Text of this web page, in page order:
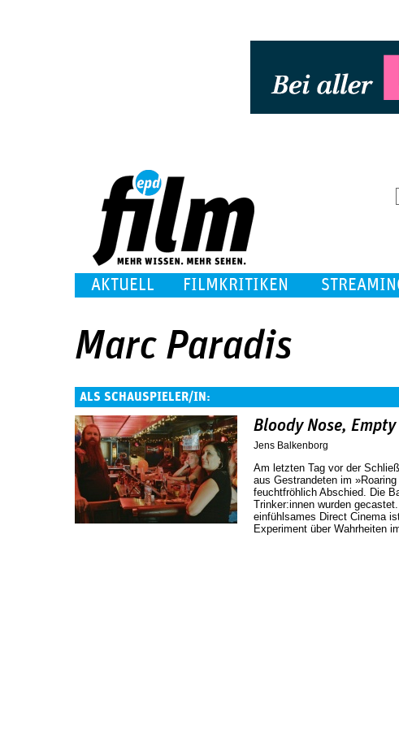
AKTUELL FILMKRITIKEN
Marc Paradis
ALS SCHAUSPIELER/IN:
Bloody Nose,
Jens Balkenborg
Am letzten Tag vor der
aus Gestrandeten im
feuchtfröhlich Abschied. Die
Trinker:innen wurden
einfühlsames Direct Cinema
Experiment über Wahrheiten